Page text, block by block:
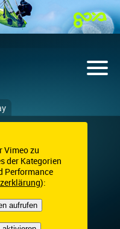
Vimeo zu
der Kategorien
Performance
):
aufrufen